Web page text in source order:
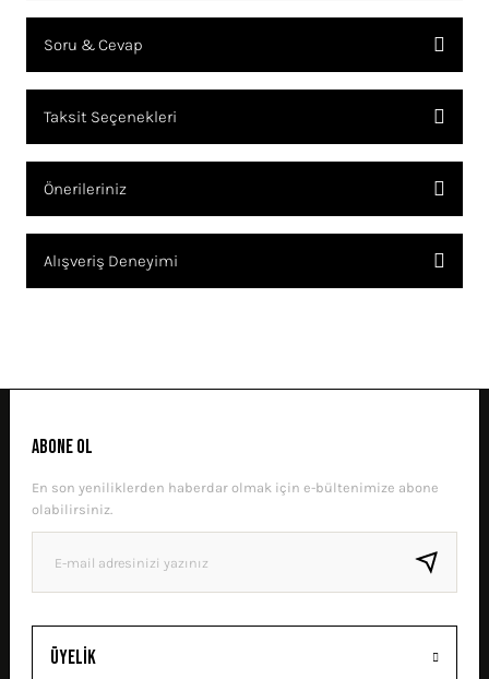
Soru & Cevap
Taksit Seçenekleri
Önerileriniz
konularda yetersiz gördüğünüz noktaları öneri formunu kullanarak
tarafımıza iletebilirsiniz.
Ürün fiyatı diğer sitelerden daha pahalı.
Bu ürüne benzer farklı alternatifler olmalı.
GÖNDER
Alışveriş Deneyimi
Üyelik
ABONE OL
En son yeniliklerden haberdar olmak için e-bültenimize abone
olabilirsiniz.